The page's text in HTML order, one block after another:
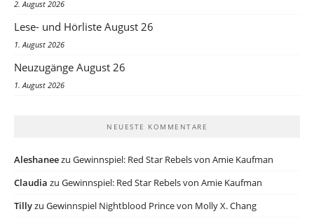
2. August 2026
Lese- und Hörliste August 26
1. August 2026
Neuzugänge August 26
1. August 2026
NEUESTE KOMMENTARE
Aleshaneezu Gewinnspiel: Red Star Rebels von Amie Kaufman
Claudia zu Gewinnspiel: Red Star Rebels von Amie Kaufman
Tillyzu Gewinnspiel Nightblood Prince von Molly X. Chang